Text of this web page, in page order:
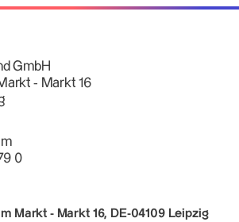
GmbH
- Markt 16
0
Markt - Markt 16, DE-04109 Leipzig